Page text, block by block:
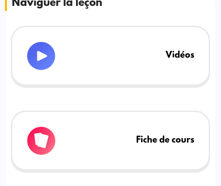
Naviguer la leçon
Vidéos
Fiche de cours